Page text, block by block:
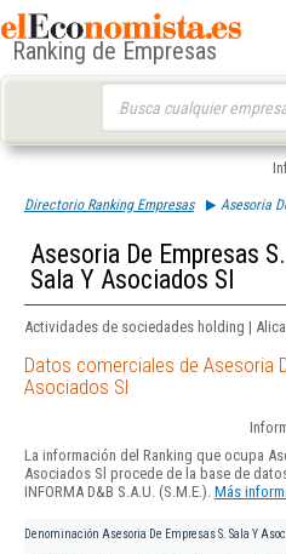
Ranking de Empresas
Directorio Ranking Empresas Asesoria
Asesoria De Empresas S.
Sala Y Asociados Sl
Actividades de sociedades holding |
Datos comerciales de Asesoria
Asociados Sl
La información del Ranking que ocupa
Asociados Sl procede de la base de
INFORMA D&B S.A.U. (S.M.E.). Más
Denominación Asesoria De Empresas S. Sala Y